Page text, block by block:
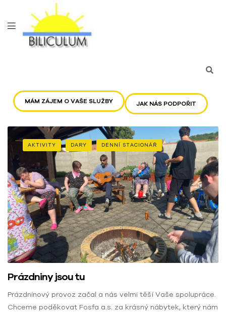
MÁM ZÁJEM O VAŠE SLUŽBY JAK NÁS PODPOŘIT
AKTIVITY DARY DENNÍ STACIONÁŘ
Prázdniny jsou tu
Prázdninový provoz začal a nás velmi těší Vaše spolupráce.
Chceme poděkovat Fosfa a.s. za krásný nábytek, který nám